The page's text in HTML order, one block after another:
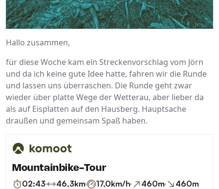
Hallo zusammen,
für diese Woche kam ein Streckenvorschlag vom Jörn
und da ich keine gute Idee hatte, fahren wir die Runde
und lassen uns überraschen. Die Runde geht zwar
wieder über platte Wege der Wetterau, aber lieber da
als auf Eisplatten auf den Hausberg. Hauptsache
draußen und gemeinsam Spaß haben.